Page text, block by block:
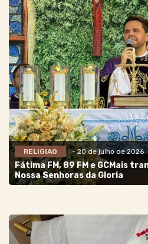
RELIGIAO - 20 de julho de 2026
Fátima FM, 89 FM e GCMais
Nossa Senhoras da Gloria